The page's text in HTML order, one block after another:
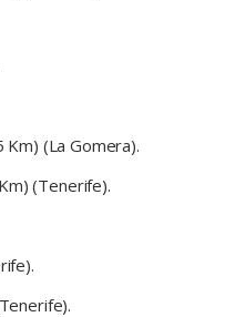
(La Gomera).
(Tenerife).